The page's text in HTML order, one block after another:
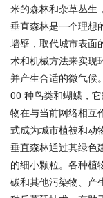
米的森林和杂草丛生
垂直森林是一个理想
墙壁，取代城市表面
术和机械方法来实现
并产生合适的微气候
00 种鸟类和蝴蝶，
物在与当前网络相互
式成为城市植被和动
垂直森林通过其绿色
的细小颗粒。各种植
碳和其他污染物、产